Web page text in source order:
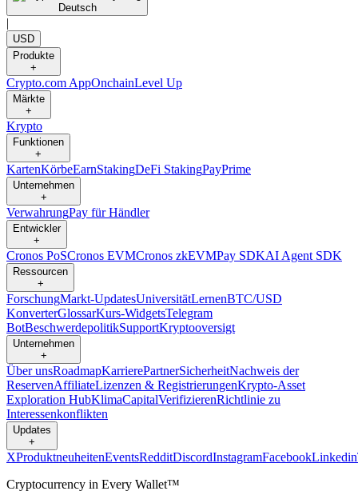
Deutsch
|
USD
Produkte
+
Crypto.com AppOnchainLevel Up
Märkte
+
Krypto
Funktionen
+
KartenKörbeEarnStakingDeFi StakingPayPrime
Unternehmen
+
VerwahrungPay für Händler
Entwickler
+
Cronos PoSCronos EVMCronos zkEVMPay SDKAI Agent SDK
Ressourcen
+
ForschungMarkt-UpdatesUniversitätLernenBTC/USD
KonverterGlossarKurs-WidgetsTelegram
BotBeschwerdepolitikSupportKryptooversigt
Unternehmen
+
Über unsRoadmapKarrierePartnerSicherheitNachweis der
ReservenAffiliateLizenzen & RegistrierungenKrypto-Asset
Exploration HubKlimaCapitalVerifizierenRichtlinie zu
Interessenkonflikten
Updates
+
XProduktneuheitenEventsRedditDiscordInstagramFacebookLinkedin
Cryptocurrency in Every Wallet™